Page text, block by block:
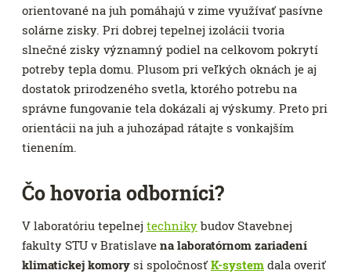
orientované na juh pomáhajú v zime využívať pasívne
solárne zisky. Pri dobrej tepelnej izolácii tvoria
slnečné zisky významný podiel na celkovom pokrytí
potreby tepla domu. Plusom pri veľkých oknách je aj
dostatok prirodzeného svetla, ktorého potrebu na
správne fungovanie tela dokázali aj výskumy. Preto pri
orientácii na juh a juhozápad rátajte s vonkajším
tienením.
Čo hovoria odborníci?
V laboratóriu tepelnej techniky budov Stavebnej
fakulty STU v Bratislave na laboratórnom zariadení
klimatickej komory si spoločnosť K-system dala overiť